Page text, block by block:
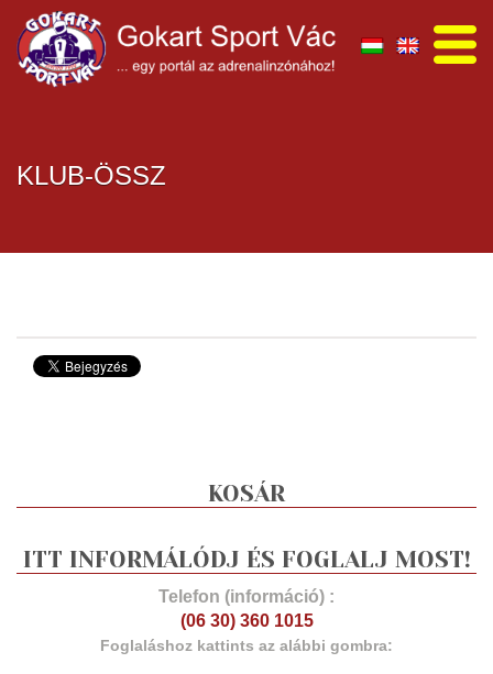
KLUB-ÖSSZ
KOSÁR
ITT INFORMÁLÓDJ ÉS FOGLALJ MOST!
Telefon (információ) :
(06 30) 360 1015
Foglaláshoz kattints az alábbi gombra: